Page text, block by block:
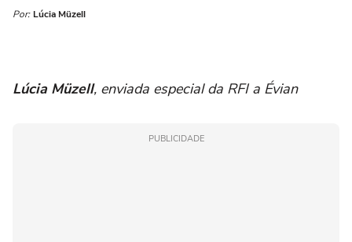
Por: Lúcia Müzell
Lúcia Müzell, enviada especial da RFI a Évian
PUBLICIDADE